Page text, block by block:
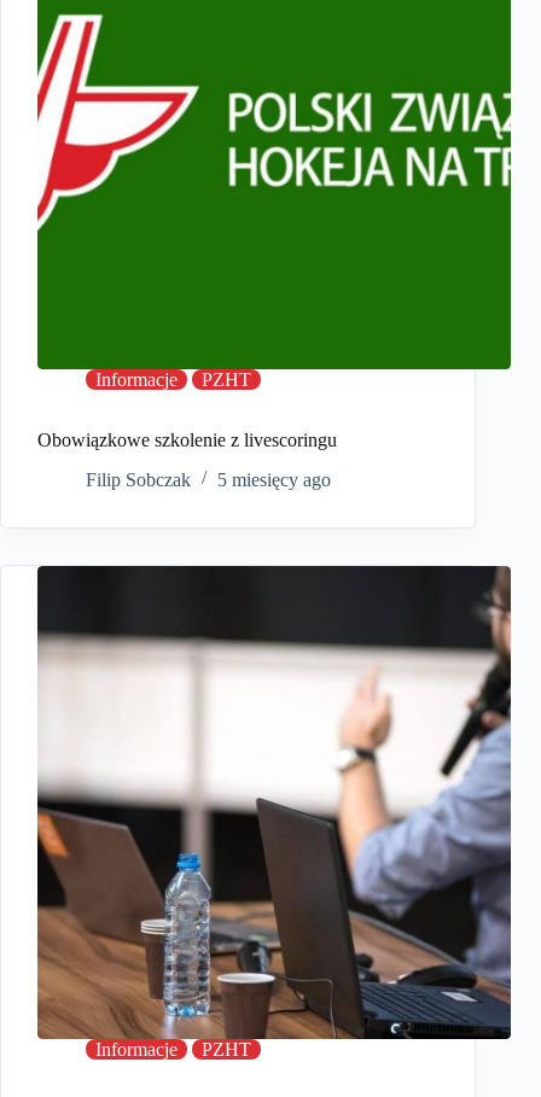
Informacje PZHT
Obowiązkowe szkolenie z livescoringu
Filip Sobczak
5 miesięcy ago
Informacje PZHT